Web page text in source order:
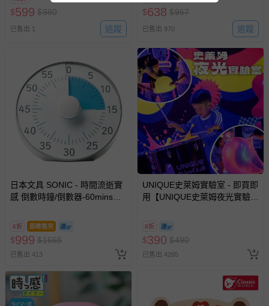
易於腐敗、保存期限較短或解約時即將逾期（例如生鮮
商品、食品等）。
報紙、期刊或雜誌（惟書籍如經拆封、使用，則酌收整
新費用）。
經消費者拆封之影音商品或電腦軟體（例如 DVD、CD
非以有形媒介提供之數位內容或一經提供即為完成之線
上服務，經消費者事先同意始提供（例如線上課程、遊
戲或活動點數等）。
-個人衛生用品（例如尿布、貼身衣物、泳裝、襪子、地
墊、寢具類等）。
褲、紗布衣等）。
-接觸性孕哺產品（奶嘴、奶瓶、擠乳器、哺乳衣、托腹
帶束縛衣、餐搖椅等）。
-其他原廠盒裝商品封口處已貼上「不可拆封」，或具警
示字句等說明貼紙、封條者。
國際航空、客運、訂房等服務。
$599 $980
已售出 1 追蹤
$638 $967
已售出 970 追蹤
日本文具 SONIC - 時間流逝實
感 倒數時鐘/倒數器-60mins版-
6折 即將售完
$999 $1665
已售出 413
UNIQUE史萊姆實驗室 - 即買即
用【UNIQUE史萊姆夜光實驗室
人小孩均一價(3歲以上需購票))
8折
$390 $490
已售出 4265